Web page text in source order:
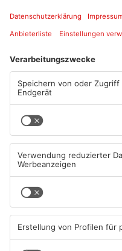
Mehr aus
Primaveraland